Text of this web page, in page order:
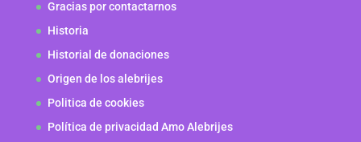
Gracias por contactarnos
Historia
Historial de donaciones
Origen de los alebrijes
Politica de cookies
Política de privacidad Amo Alebrijes